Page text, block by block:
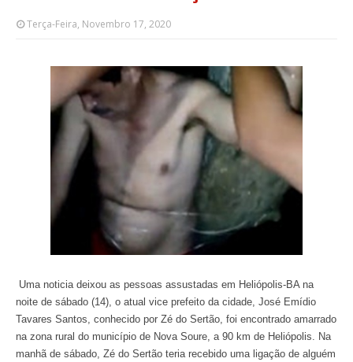
Terça-Feira, Novembro 17, 2020
Uma noticia deixou as pessoas assustadas em Heliópolis-BA na
noite de sábado (14), o atual vice prefeito da cidade, José Emídio
Tavares Santos, conhecido por Zé do Sertão, foi encontrado amarrado
na zona rural do município de Nova Soure, a 90 km de Heliópolis. Na
manhã de sábado, Zé do Sertão teria recebido uma ligação de alguém